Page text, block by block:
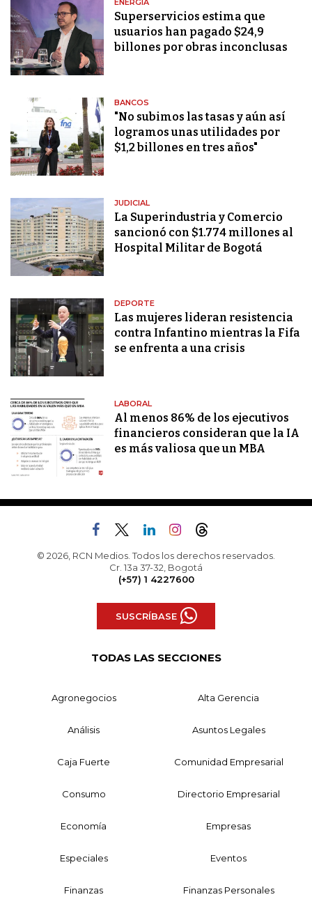
ENERGÍA
Superservicios estima que
usuarios han pagado $24,9
billones por obras inconclusas
BANCOS
"No subimos las tasas y aún así
logramos unas utilidades por
$1,2 billones en tres años"
JUDICIAL
La Superindustria y Comercio
sancionó con $1.774 millones al
Hospital Militar de Bogotá
DEPORTE
Las mujeres lideran resistencia
contra Infantino mientras la Fifa
se enfrenta a una crisis
LABORAL
Al menos 86% de los ejecutivos
financieros consideran que la IA
es más valiosa que un MBA
© 2026, RCN Medios. Todos los derechos reservados.
Cr. 13a 37-32, Bogotá
(+57) 1 4227600
SUSCRÍBASE
TODAS LAS SECCIONES
Agronegocios Alta Gerencia
Análisis Asuntos Legales
Caja Fuerte Comunidad Empresarial
Consumo Directorio Empresarial
Economía Empresas
Especiales Eventos
Finanzas Finanzas Personales